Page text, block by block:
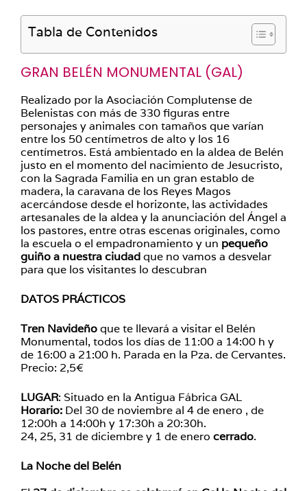
Tabla de Contenidos
GRAN BELÉN MONUMENTAL (GAL)
Realizado por la Asociación Complutense de
Belenistas con más de 330 figuras entre
personajes y animales con tamaños que varían
entre los 50 centímetros de alto y los 16
centímetros. Está ambientado en la aldea de Belén
justo en el momento del nacimiento de Jesucristo,
con la Sagrada Familia en un gran establo de
madera, la caravana de los Reyes Magos
acercándose desde el horizonte, las actividades
artesanales de la aldea y la anunciación del Ángel a
los pastores, entre otras escenas originales, como
la escuela o el empadronamiento y un pequeño
guiño a nuestra ciudadque no vamos a desvelar
para que los visitantes lo descubran
DATOS PRÁCTICOS
Tren Navideñoque te llevará a visitar el Belén
Monumental, todos los días de 11:00 a 14:00 h y
de 16:00 a 21:00 h. Parada en la Pza. de Cervantes.
Precio: 2,5€
LUGAR: Situado en la Antigua Fábrica GAL
Horario: Del 30 de noviembre al 4 de enero , de
12:00h a 14:00h y 17:30h a 20:30h.
24, 25, 31 de diciembre y 1 de enero cerrado.
La Noche del Belén